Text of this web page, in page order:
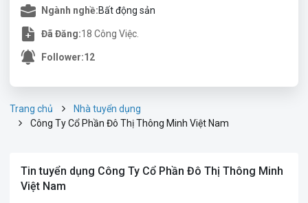
Ngành nghề:Bất động sản
Đã Đăng:18 Công Việc.
Follower:12
Trang chủ
Nhà tuyển dụng
Công Ty Cổ Phần Đô Thị Thông Minh Việt Nam
Tin tuyển dụng Công Ty Cổ Phần Đô Thị Thông Minh
Việt Nam